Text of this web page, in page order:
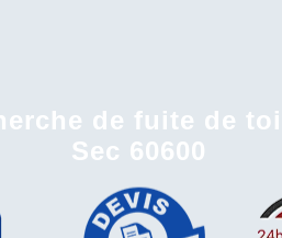
de fuite de
Sec 60600